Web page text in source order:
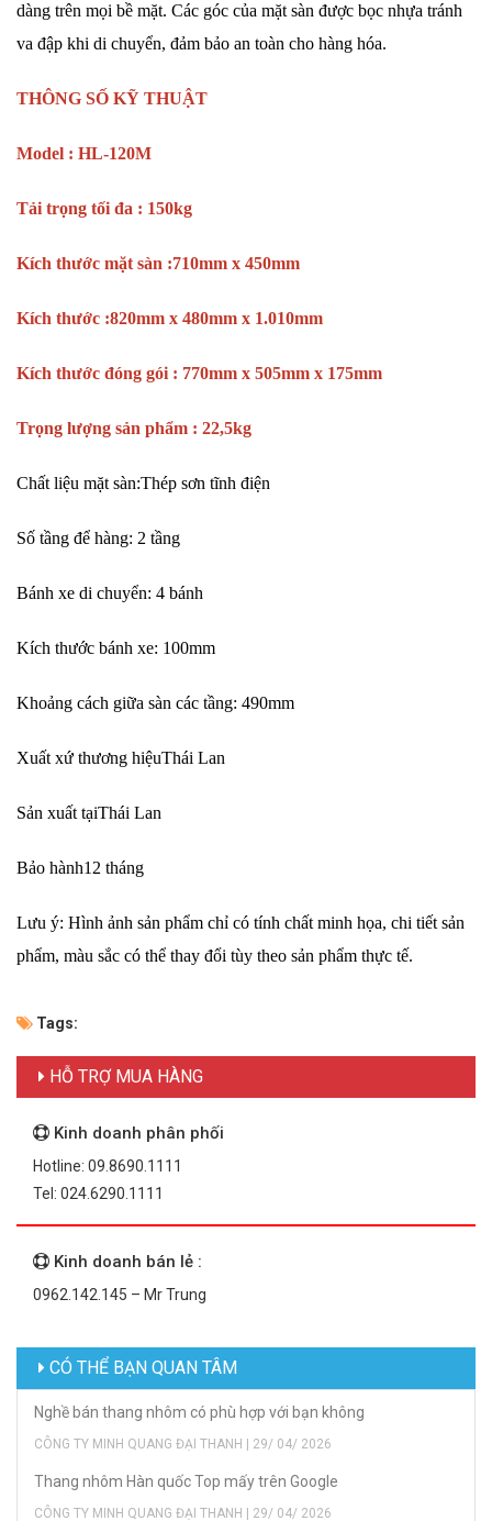
dàng trên mọi bề mặt. Các góc của mặt sàn được bọc nhựa tránh
va đập khi di chuyển, đảm bảo an toàn cho hàng hóa.
THÔNG SỐ KỸ THUẬT
Model : HL-120M
Tải trọng tối đa : 150kg
Kích thước mặt sàn :710mm x 450mm
Kích thước :820mm x 480mm x 1.010mm
Kích thước đóng gói : 770mm x 505mm x 175mm
Trọng lượng sản phẩm : 22,5kg
Chất liệu mặt sàn:Thép sơn tĩnh điện
Số tầng để hàng: 2 tầng
Bánh xe di chuyển: 4 bánh
Kích thước bánh xe: 100mm
Khoảng cách giữa sàn các tầng: 490mm
Xuất xứ thương hiệuThái Lan
Sản xuất tạiThái Lan
Bảo hành12 tháng
Lưu ý: Hình ảnh sản phẩm chỉ có tính chất minh họa, chi tiết sản
phẩm, màu sắc có thể thay đổi tùy theo sản phẩm thực tế.
Tags:
HỖ TRỢ MUA HÀNG
Kinh doanh phân phối
Hotline: 09.8690.1111
Tel: 024.6290.1111
Kinh doanh bán lẻ :
0962.142.145 – Mr Trung
CÓ THỂ BẠN QUAN TÂM
Nghề bán thang nhôm có phù hợp với bạn không
CÔNG TY MINH QUANG ĐẠI THANH | 29/ 04/ 2026
Thang nhôm Hàn quốc Top mấy trên Google
CÔNG TY MINH QUANG ĐẠI THANH | 29/ 04/ 2026